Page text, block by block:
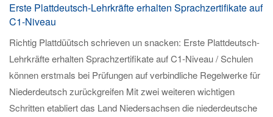
Erste Plattdeutsch-Lehrkräfte erhalten Sprachzertifikate auf
C1-Niveau
Richtig Plattdüütsch schrieven un snacken: Erste Plattdeutsch-
Lehrkräfte erhalten Sprachzertifikate auf C1-Niveau / Schulen
können erstmals bei Prüfungen auf verbindliche Regelwerke für
Niederdeutsch zurückgreifen Mit zwei weiteren wichtigen
Schritten etabliert das Land Niedersachsen die niederdeutsche